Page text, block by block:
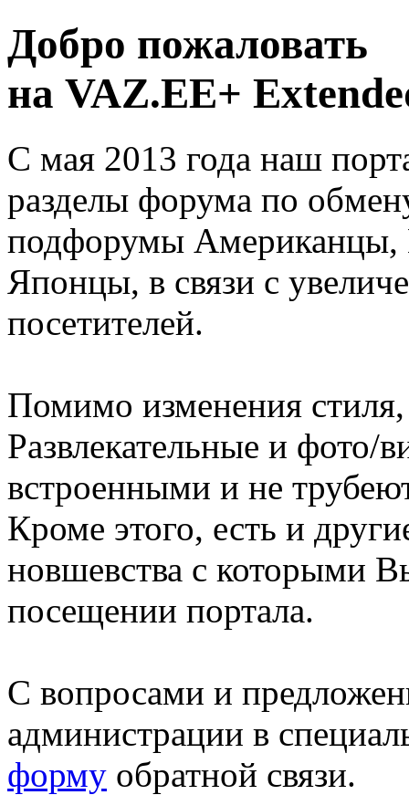
Добро пожаловать
на VAZ.EE+
С мая 2013 года наш
разделы форума по
подфорумы
Японцы, в связи с
посетителей.
Помимо изменения
Развлекательные и фото/
встроенными и не
Кроме этого, есть и
новшевства с которыми
посещении портала.
С вопросами и
администрации в
форму обратной связи.